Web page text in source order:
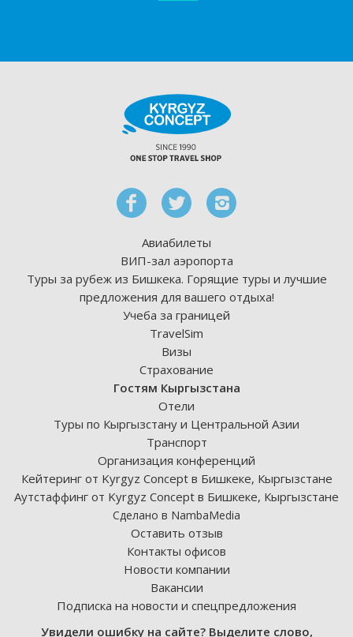
Авиабилеты
ВИП-зал аэропорта
Туры за рубеж из Бишкека. Горящие туры и лучшие
предложения для вашего отдыха!
Учеба за границей
TravelSim
Визы
Страхование
Гостям Кыргызстана
Отели
Туры по Кыргызстану и Центральной Азии
Транспорт
Организация конференций
Кейтеринг от Kyrgyz Concept в Бишкеке, Кыргызстане
Аутстаффинг от Kyrgyz Concept в Бишкеке, Кыргызстане
Сделано в NambaMedia
Оставить отзыв
Контакты офисов
Новости компании
Вакансии
Подписка на новости и спецпредложения
Увидели ошибку на сайте? Выделите слово,